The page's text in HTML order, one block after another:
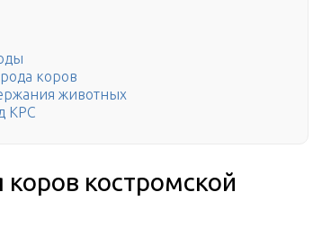
коров
животных
КРС
костромской